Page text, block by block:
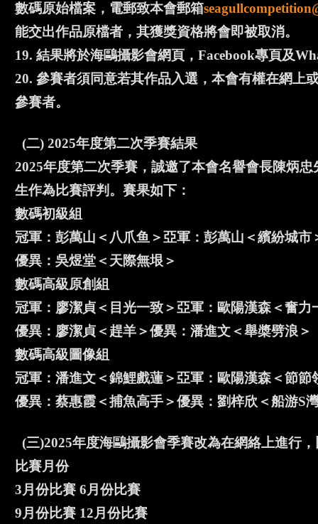
數碼原始檔案，電郵致本會郵箱
能交出作品原檔者，其獲獎資格將會即被取消。
19. 結果將於海鷗攝影會網頁，Facebook專頁及
20. 參賽者須同意若其作品入選，本會有權在網上
參賽者。
(二) 2025年度第二次季賽結果
2025年度第二次季賽，誠邀了本會名譽會長陳炳
生作為比賽評判。賽果如下：
數碼初級組
冠軍：彭萬山＜八爪鱼＞亞軍：彭萬山＜繽紛城
優異：吳煜堂＜天際無垠＞
數碼高級原創組
冠軍：廖潔貞＜目光一致＞亞軍：歐陽漢森＜奮
優異：廖潔貞＜趕羊＞優異：潘進文＜舉槳劈浪＞
數碼高級圖像組
冠軍：潘進文＜錦鯉戲蓮＞亞軍：歐陽漢森＜節
優異：蔡惠霞＜捕魚高手＞優異：劉梓欣＜船游S
(三)2025年度海鷗攝影會季賽改為在網絡上進行
比賽月份
3月份比賽 6月份比賽
9月份比賽 12月份比賽